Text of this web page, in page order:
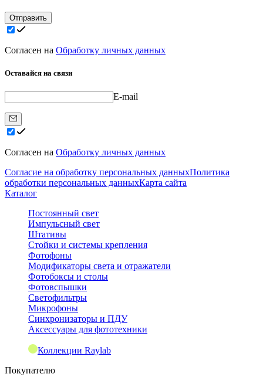
Отправить
Согласен на Обработку личных данных
Оставайся на связи
E-mail
Согласен на Обработку личных данных
Согласие на обработку персональных данныхПолитика
обработки персональных данныхКарта сайта
Каталог
Постоянный свет
Импульсный свет
Штативы
Стойки и системы крепления
Фотофоны
Модификаторы света и отражатели
Фотобоксы и столы
Фотовспышки
Светофильтры
Микрофоны
Синхронизаторы и ПДУ
Аксессуары для фототехники
Коллекции Raylab
Покупателю